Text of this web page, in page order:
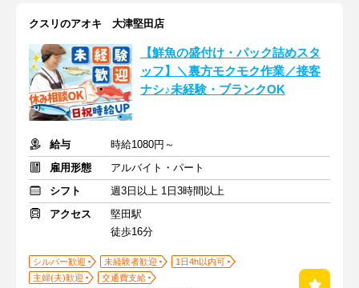
クスリのアオキ 大津堅田店
【鮮魚の盛付け・パック詰めスタ
ッフ】＼裏方モクモク作業／接客
ナシ♪未経験・ブランクOK
給与
時給1080円～
雇用形態
アルバイト・パート
シフト
週3日以上 1日3時間以上
アクセス
堅田駅
徒歩16分
シルバー歓迎 未経験者歓迎
1日4h以内可
主婦(夫)歓迎
交通費支給